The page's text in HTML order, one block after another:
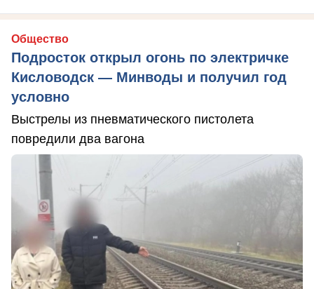
Общество
Подросток открыл огонь по электричке
Кисловодск — Минводы и получил год
условно
Выстрелы из пневматического пистолета
повредили два вагона